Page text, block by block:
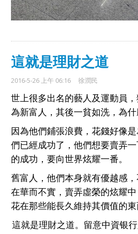
這就是理財之道
2016-5-26 上午 06:16 徐潤民
世上很多出名的藝人及運動員
為新富人，其後一貧如洗，為什
因為他們鋪張浪費，花錢好像
們已經成功了，他們想要賣弄
的成功，要向世界炫耀一番。
舊富人，他們本身就有優越感
在華而不實，賣弄虛榮的炫耀
花在那些能長久維持其價值的東
這就是理財之道。留意中資银行